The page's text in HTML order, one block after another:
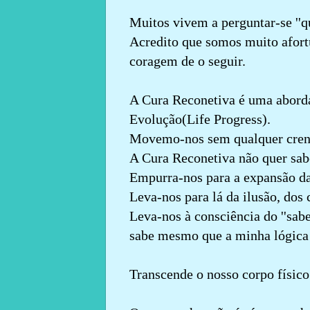
Muitos vivem a perguntar-se
Acredito que somos muito
coragem de o seguir.
A Cura Reconetiva é uma
Evolução(Life Progress).
Movemo-nos sem qualquer
A Cura Reconetiva não quer
Empurra-nos para a expansão
Leva-nos para lá da ilusão, dos
Leva-nos à consciência do
sabe mesmo que a minha
Transcende o nosso corpo